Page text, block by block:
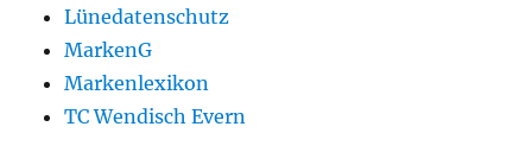
Lünedatenschutz
MarkenG
Markenlexikon
TC Wendisch Evern